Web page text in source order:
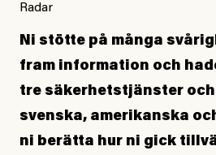
Radar
Ni stötte på många
fram information och
tre säkerhetstjänster
svenska, amerikanska
ni berätta hur ni gick